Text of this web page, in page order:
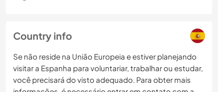
Country info
Se não reside na União Europeia e estiver planejando
visitar a Espanha para voluntariar, trabalhar ou estudar,
você precisará do visto adequado. Para obter mais